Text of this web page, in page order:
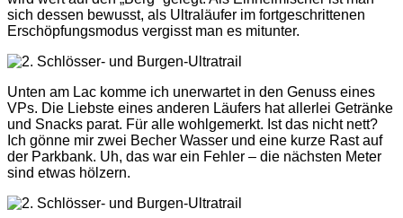
sich dessen bewusst, als Ultraläufer im fortgeschrittenen
Erschöpfungsmodus vergisst man es mitunter.
Unten am Lac komme ich unerwartet in den Genuss eines
VPs. Die Liebste eines anderen Läufers hat allerlei Getränke
und Snacks parat. Für alle wohlgemerkt. Ist das nicht nett?
Ich gönne mir zwei Becher Wasser und eine kurze Rast auf
der Parkbank. Uh, das war ein Fehler – die nächsten Meter
sind etwas hölzern.